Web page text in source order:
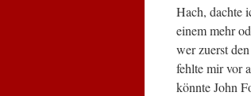
Hach, dachte
einem mehr
wer zuerst
fehlte mir vor
könnte John